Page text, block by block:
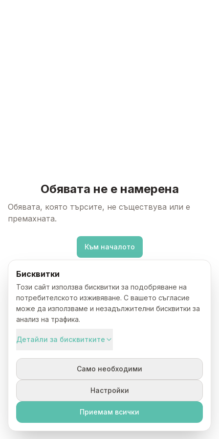
Обявата не е намерена
Обявата, която търсите, не съществува или е
премахната.
Към началото
Бисквитки
Този сайт използва бисквитки за подобряване на
потребителското изживяване. С вашето съгласие
може да използваме и незадължителни бисквитки за
анализ на трафика.
Детайли за бисквитките
Само необходими
Настройки
Приемам всички